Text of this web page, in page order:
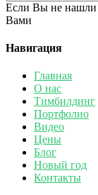
Если Вы не нашли
Вами
Навигация
Главная
О нас
Тимбилдинг
Портфолио
Видео
Цены
Блог
Новый год
Контакты